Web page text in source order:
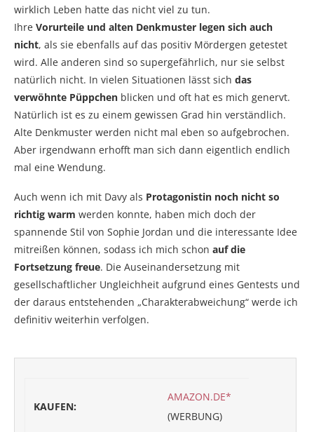
wirklich Leben hatte das nicht viel zu tun.
Ihre Vorurteile und alten Denkmuster legen sich auch
nicht, als sie ebenfalls auf das positiv Mördergen getestet
wird. Alle anderen sind so supergefährlich, nur sie selbst
natürlich nicht. In vielen Situationen lässt sich das
verwöhnte Püppchen blicken und oft hat es mich genervt.
Natürlich ist es zu einem gewissen Grad hin verständlich.
Alte Denkmuster werden nicht mal eben so aufgebrochen.
Aber irgendwann erhofft man sich dann eigentlich endlich
mal eine Wendung.
Auch wenn ich mit Davy als Protagonistin noch nicht so
richtig warm werden konnte, haben mich doch der
spannende Stil von Sophie Jordan und die interessante Idee
mitreißen können, sodass ich mich schon auf die
Fortsetzung freue. Die Auseinandersetzung mit
gesellschaftlicher Ungleichheit aufgrund eines Gentests und
der daraus entstehenden „Charakterabweichung“ werde ich
definitiv weiterhin verfolgen.
KAUFEN:
AMAZON.DE*
(WERBUNG)